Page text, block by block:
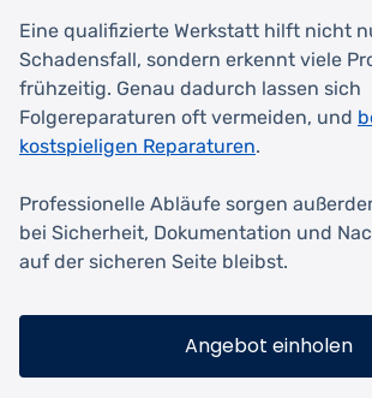
Eine qualifizierte Werkstatt hilft nicht
Schadensfall, sondern erkennt viele
frühzeitig. Genau dadurch lassen sich
Folgereparaturen oft vermeiden, und
kostspieligen Reparaturen.
Professionelle Abläufe sorgen
bei Sicherheit, Dokumentation und
auf der sicheren Seite bleibst.
Angebot einholen